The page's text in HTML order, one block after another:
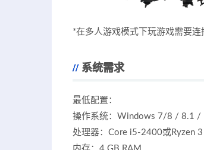
*在多人游戏模式下玩游戏需要连
系统需求
最低配置：
操作系统：Windows 7/8 / 8.1 /
处理器：Core i5-2400或Ryzen